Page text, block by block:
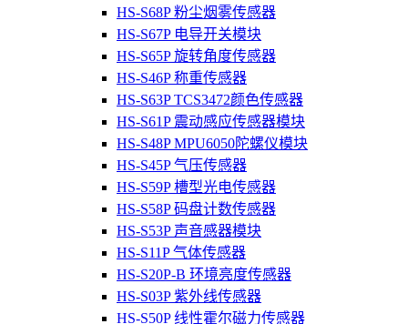
HS-S68P 粉尘烟雾传感器
HS-S67P 电导开关模块
HS-S65P 旋转角度传感器
HS-S46P 称重传感器
HS-S63P TCS3472颜色传感器
HS-S61P 震动感应传感器模块
HS-S48P MPU6050陀螺仪模块
HS-S45P 气压传感器
HS-S59P 槽型光电传感器
HS-S58P 码盘计数传感器
HS-S53P 声音感器模块
HS-S11P 气体传感器
HS-S20P-B 环境亮度传感器
HS-S03P 紫外线传感器
HS-S50P 线性霍尔磁力传感器